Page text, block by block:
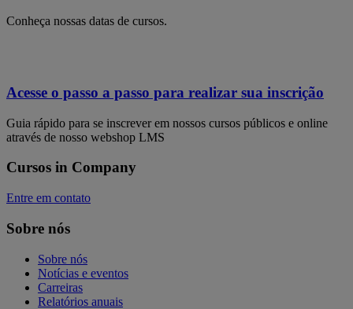
Conheça nossas datas de cursos.
Acesse o passo a passo para realizar sua inscrição
Guia rápido para se inscrever em nossos cursos públicos e online
através de nosso webshop LMS
Cursos in Company
Entre em contato
Sobre nós
Sobre nós
Notícias e eventos
Carreiras
Relatórios anuais